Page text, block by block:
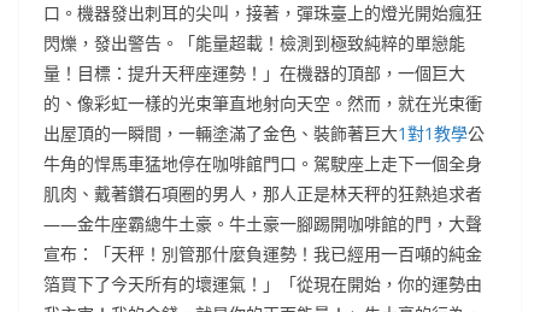
口。機器發出刺耳的尖叫，接著，彈珠臺上的燈光開始瘋狂
閃爍，發出警告。「能量超載！檢測到極致純粹的單戀能
量！目標：提升天秤座運勢！」在機器的頂部，一個巨大
的、像彩虹一樣的光束筆直地射向天空。然而，就在光束衝
出屋頂的一瞬間，一輛塗滿了金色、裝飾著巨大1對1教學公
牛角的悍馬車猛地停在咖啡館門口。駕駛座上走下一個全身
肌肉、戴著鑽石項圈的男人，那人正是林天秤的狂熱追求者
——金牛座霸總牛土豪。牛土豪一腳踢開咖啡館的門，大聲
宣布：「天秤！別管那什麼負運勢！我已經用一百噸的純金
箔買下了今天所有的壞運氣！」「從現在開始，你的運勢由